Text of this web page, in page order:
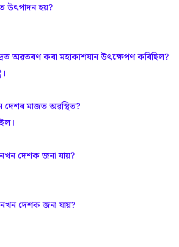
উৎপাদন হয়?
অৱতৰণ কৰা মহাকাশযান উৎক্ষেপণ কৰিছিল?
মাজত অৱস্থিত?
দেশক জনা যায়?
দেশক জনা যায়?